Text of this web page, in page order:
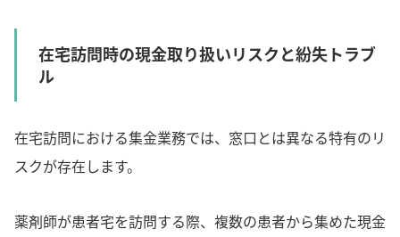
在宅訪問時の現金取り扱いリスクと紛失トラブ
ル
在宅訪問における集金業務では、窓口とは異なる特有のリ
スクが存在します。
薬剤師が患者宅を訪問する際、複数の患者から集めた現金